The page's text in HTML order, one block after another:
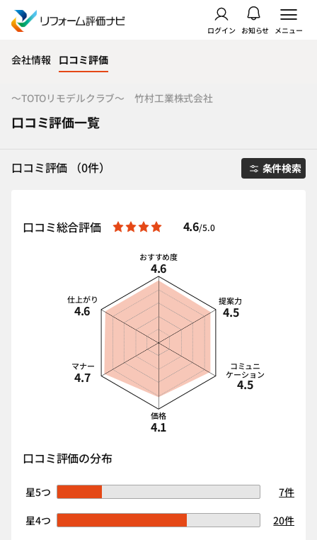
ログイン お知らせ メニュー
会社情報 口コミ評価
～TOTOリモデルクラブ～ 竹村工業株式会社
口コミ評価一覧
口コミ評価 （0件） 条件検索
口コミ総合評価 4.6/5.0
おすすめ度
4.6
提案力
4.5
コミュニ
ケーション
4.5
価格
4.1
マナー
4.7
仕上がり
4.6
口コミ評価の分布
星5つ
7件
星4つ
20件